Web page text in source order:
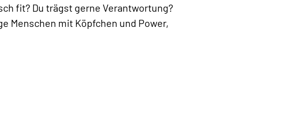
fit? Du trägst gerne Verantwortung?
Menschen mit Köpfchen und Power,